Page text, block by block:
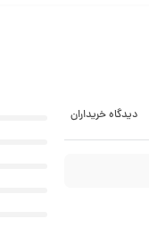
دیدگاه خریداران